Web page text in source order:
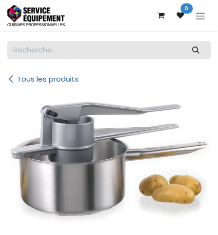
Se rendre au contenu 0
Tous les produits